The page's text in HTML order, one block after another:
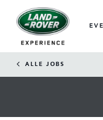
ALLE JOBS